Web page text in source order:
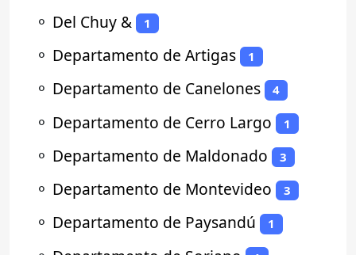
⚬ Del Chuy & 1
⚬ Departamento de Artigas 1
⚬ Departamento de Canelones 4
⚬ Departamento de Cerro Largo 1
⚬ Departamento de Maldonado 3
⚬ Departamento de Montevideo 3
⚬ Departamento de Paysandú 1